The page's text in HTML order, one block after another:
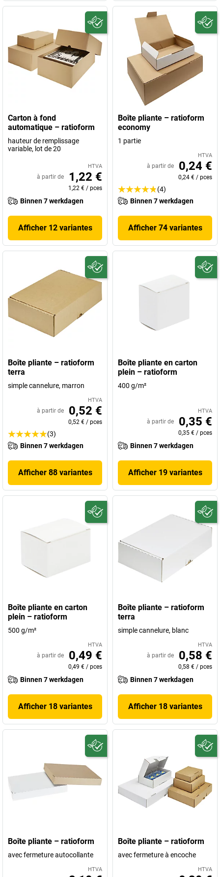
Carton à fond
automatique – ratioform
hauteur de remplissage
variable, lot de 20
HTVA
à partir de 1,22 €
1,22 € / pces
Binnen 7 werkdagen
Afficher 12 variantes
Boîte pliante – ratioform
economy
1 partie
HTVA
à partir de 0,24 €
0,24 € / pces
(4)
Binnen 7 werkdagen
Afficher 74 variantes
Boîte pliante – ratioform
terra
simple cannelure, marron
HTVA
à partir de 0,52 €
0,52 € / pces
(3)
Binnen 7 werkdagen
Afficher 88 variantes
Boîte pliante en carton
plein – ratioform
400 g/m²
HTVA
à partir de 0,35 €
0,35 € / pces
Binnen 7 werkdagen
Afficher 19 variantes
Boîte pliante en carton
plein – ratioform
500 g/m²
HTVA
à partir de 0,49 €
0,49 € / pces
Binnen 7 werkdagen
Afficher 18 variantes
Boîte pliante – ratioform
terra
simple cannelure, blanc
HTVA
à partir de 0,58 €
0,58 € / pces
Binnen 7 werkdagen
Afficher 18 variantes
Boîte pliante – ratioform
avec fermeture autocollante
HTVA
Boîte pliante – ratioform
avec fermeture à encoche
HTVA